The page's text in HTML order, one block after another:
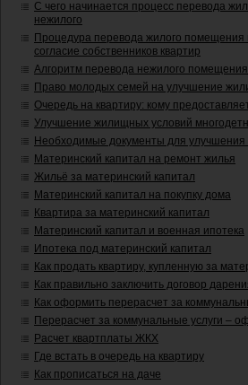
С чего начинается процесс перевода
нежилого
Процедура перевода жилого помещения
согласие собственников квартир
Алгоритм перевода нежилого
Право молодых семей на улучшение
Очередь на квартиру: кому
Улучшение жилищных условий
Необходимые документы для
Материнский капитал на ремонт жилья
Жильё за материнский капитал
Материнский капитал на покупку дома
Квартира за материнский капитал
Материнский капитал и военная ипотека
Ипотека под материнский капитал
Как продать квартиру, купленную за
Как правильно заключить договор
Как оформить перерасчет за
Перерасчет за коммунальные услуги –
Расчет квартплаты ЖКХ
Где встать в очередь на квартиру
Как прописаться на даче